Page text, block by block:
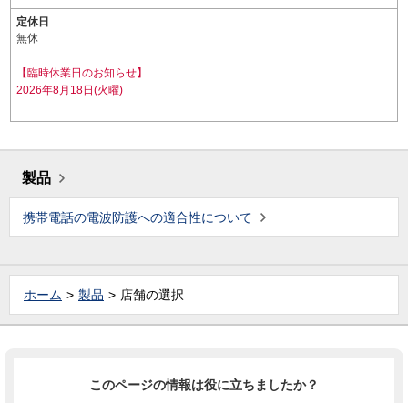
定休日
無休
【臨時休業日のお知らせ】
2026年8月18日(火曜)
製品
携帯電話の電波防護への適合性について
ホーム 製品 店舗の選択
このページの情報は役に立ちましたか？